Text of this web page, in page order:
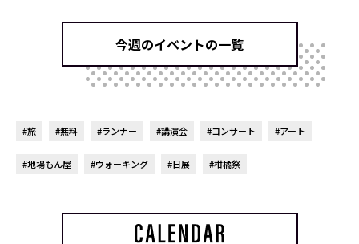
今週のイベントの一覧
#旅 #無料 #ランナー #講演会 #コンサート #アート
#地場もん屋 #ウォーキング #日展 #柑橘祭